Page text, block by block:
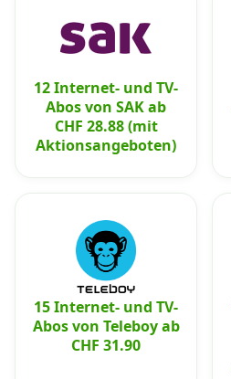
12 Internet- und TV-
Abos von SAK ab
CHF 28.88 (mit
Aktionsangeboten)
15 Internet- und TV-
Abos von Teleboy ab
CHF 31.90